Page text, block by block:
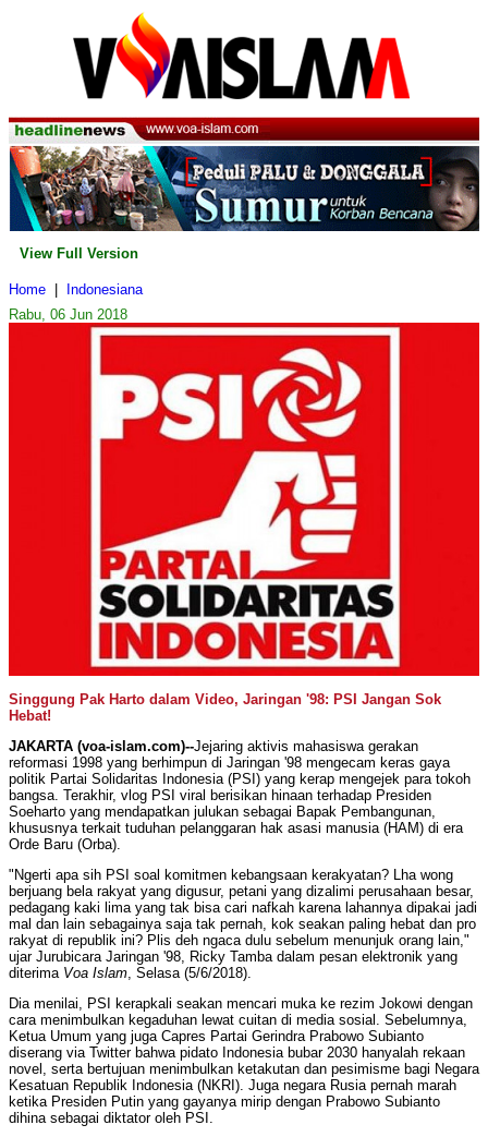
View Full Version
Home
Indonesiana
Rabu, 06 Jun 2018
Singgung Pak Harto dalam Video, Jaringan '98: PSI Jangan Sok
Hebat!
JAKARTA (voa-islam.com)--Jejaring aktivis mahasiswa gerakan
reformasi 1998 yang berhimpun di Jaringan '98 mengecam keras gaya
politik Partai Solidaritas Indonesia (PSI) yang kerap mengejek para tokoh
bangsa. Terakhir, vlog PSI viral berisikan hinaan terhadap Presiden
Soeharto yang mendapatkan julukan sebagai Bapak Pembangunan,
khususnya terkait tuduhan pelanggaran hak asasi manusia (HAM) di era
Orde Baru (Orba).
"Ngerti apa sih PSI soal komitmen kebangsaan kerakyatan? Lha wong
berjuang bela rakyat yang digusur, petani yang dizalimi perusahaan besar,
pedagang kaki lima yang tak bisa cari nafkah karena lahannya dipakai jadi
mal dan lain sebagainya saja tak pernah, kok seakan paling hebat dan pro
rakyat di republik ini? Plis deh ngaca dulu sebelum menunjuk orang lain,"
ujar Jurubicara Jaringan '98, Ricky Tamba dalam pesan elektronik yang
diterima Voa Islam, Selasa (5/6/2018).
Dia menilai, PSI kerapkali seakan mencari muka ke rezim Jokowi dengan
cara menimbulkan kegaduhan lewat cuitan di media sosial. Sebelumnya,
Ketua Umum yang juga Capres Partai Gerindra Prabowo Subianto
diserang via Twitter bahwa pidato Indonesia bubar 2030 hanyalah rekaan
novel, serta bertujuan menimbulkan ketakutan dan pesimisme bagi Negara
Kesatuan Republik Indonesia (NKRI). Juga negara Rusia pernah marah
ketika Presiden Putin yang gayanya mirip dengan Prabowo Subianto
dihina sebagai diktator oleh PSI.